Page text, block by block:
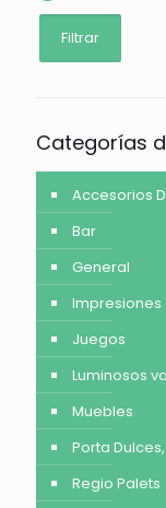
Precio
mínimo
Precio
máximo
Filtrar
Categorías
Accesorios
Bar
General
Impresiones
Juegos
Luminosos
Muebles
Porta
Regio Palets